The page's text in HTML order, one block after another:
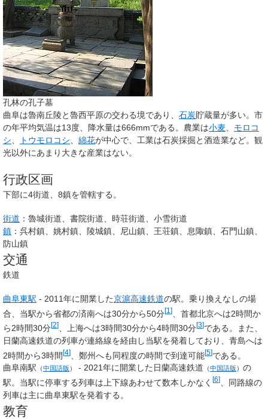
孔林の孔子墓
曲阜は魯南丘陵と魯西平原の交わる境であり、 石炭貯蔵量が多い。市
の年平均気温は13度、降水量は666mmである。農業は小麦
モロコ
シ
トウモロコシ 綿花が中心で、工業は石炭採掘と酒造業など。観
光以外にあまり大きな産業はない。
行政区画
下部に4街道、8鎮を管轄する。
街道 ：魯城街道、書院街道、時荘街道、小雪街道
鎮 ：呉村鎮、姚村鎮、陵城鎮、尼山鎮、王荘鎮、息陬鎮、石門山鎮、
防山鎮
交通
鉄道
曲阜東駅 - 2011年に開業した京滬高速鉄道の駅。乗り換えなしの場
合、当駅から省都の済南へは30分から50分[1 ]
、首都北京へは2時間か
ら2時間30分[2] 、上海へは3時間30分から4時間30分[3]である。また、
日蘭高速鉄道の列車が連絡線を経由し当駅を発着しており、青島へは
2時間から3時間[4] 、鄭州へも同程度の時間で到達可能[5]である。
曲阜南駅 （中国語版 ） - 2021年に開業した 日蘭高速鉄道 （中国語版 ） の
駅。当駅に停車する列車は上下線あわせて数本しかなく [6]
、同路線の
列車は主に曲阜東駅を発着する。
教育